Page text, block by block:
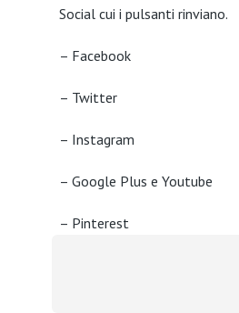
Social cui i pulsanti rinviano.
– Facebook
– Twitter
– Instagram
– Google Plus e Youtube
– Pinterest